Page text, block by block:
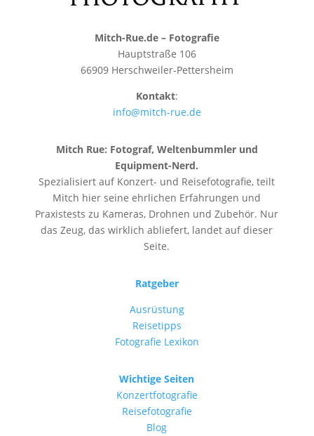
Mitch-Rue.de – Fotografie
Hauptstraße 106
66909 Herschweiler-Pettersheim
Kontakt:
info@mitch-rue.de
Mitch Rue: Fotograf, Weltenbummler und
Equipment-Nerd.
Spezialisiert auf Konzert- und Reisefotografie, teilt
Mitch hier seine ehrlichen Erfahrungen und
Praxistests zu Kameras, Drohnen und Zubehör. Nur
das Zeug, das wirklich abliefert, landet auf dieser
Seite.
Ratgeber
Ausrüstung
Reisetipps
Fotografie Lexikon
Wichtige Seiten
Konzertfotografie
Reisefotografie
Blog